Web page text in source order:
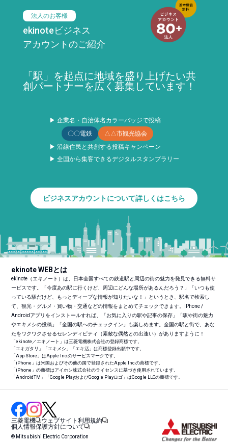
法人のお客様
ekinoteビジネス
アカウントのご紹介
「駅」を起点に地域を盛り上げたい共
創パートナーを広く募集しています！
▶ 企業名・自治体名カラーバッジで投稿
〇〇電鉄
△△市観光協会
▶ 沿線住民と共創する投稿キャンペーン
▶ 全国から集客できるデジタルスタンプラリー
ビジネスアカウントについて詳しくはこちら
ekinote WEBとは
ekinote（エキノート）は、日本全国すべての鉄道駅と周辺の街の魅力を発見できる無料サ
ービスです。「今度あの駅に行くけど、周辺にどんな場所があるんだろう？」「いつも使
っている駅だけど、もっとディープな情報が知りたいな！」というとき、駅名で検索し
て、観光・グルメ・買い物・交通などの情報をまとめてチェックできます。iPhone /
Androidアプリをインストールすれば、「お気に入りの駅や記事の保存」「駅や街の魅力
やエキメシの投稿」「全国の駅へのチェックイン」も楽しめます。全国の駅と街で、あな
たをワクワクさせるセレンディピティ（素敵な偶然との出逢い）がありますように！
「ekinote／エキノート」は三菱電機株式会社の登録商標です。
「エキガタリ」「エキメシ」「エキ活」は商標登録出願中です。
「App Store」はApple Inc.のサービスマークです。
「iPhone」は米国およびその他の国で登録されたApple Inc.の商標です。
「iPhone」の商標はアイホン株式会社のライセンスに基づき使用されています。
「AndroidTM 」「Google PlayおよびGoogle Playロゴ」はGoogle LLCの商標です。
三菱電機
ウェブサイト利用規約
個人情報保護方針について
© Mitsubishi Electric Corporation